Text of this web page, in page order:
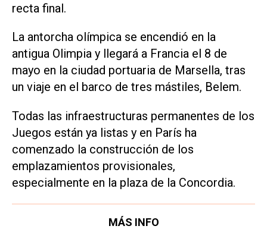
recta final.
La antorcha olímpica se encendió en la
antigua Olimpia y llegará a Francia el 8 de
mayo en la ciudad portuaria de Marsella, tras
un viaje en el barco de tres mástiles, Belem.
Todas las infraestructuras permanentes de los
Juegos están ya listas y en París ha
comenzado la construcción de los
emplazamientos provisionales,
especialmente en la plaza de la Concordia.
MÁS INFO